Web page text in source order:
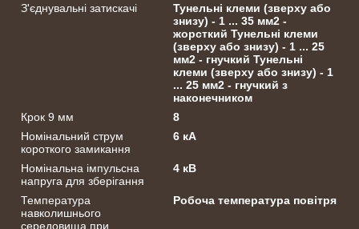
З'єднувальні затискачі
Тунельні клеми (зверху або
знизу) - 1 ... 35 мм2 -
жорсткий Тунельні клеми
(зверху або знизу) - 1 ... 25
мм2 - гнучкий Тунельні
клеми (зверху або знизу) - 1
... 25 мм2 - гнучкий з
наконечником
Крок 9 мм
8
Номінальний струм
короткого замикання
6 кА
Номінальна імпульсна
напруга для зберігання
4 кВ
Температура
навколишнього
середовища при
Робоча температура повітря